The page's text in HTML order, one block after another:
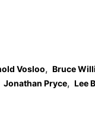
Vosloo, Bruce
Jonathan Pryce, Lee